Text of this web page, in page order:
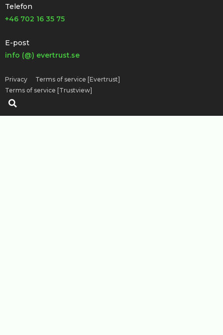
Telefon
+46 702 16 35 75
E-post
info (@) evertrust.se
Privacy
Terms of service [Evertrust]
Terms of service [Trustview]
Search